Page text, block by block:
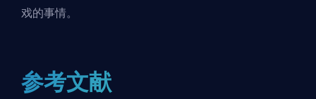
戏的事情。
参考文献